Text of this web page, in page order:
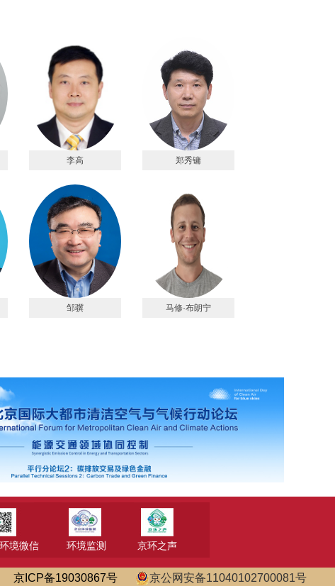
李高 郑秀镛
邹骥 马修·布朗宁
境微信 环境监测 京环之声
京ICP备19030867号 京公网安备11040102700081号